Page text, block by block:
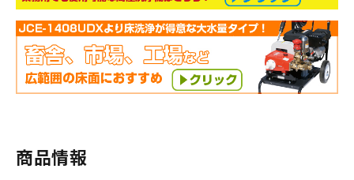
商品情報